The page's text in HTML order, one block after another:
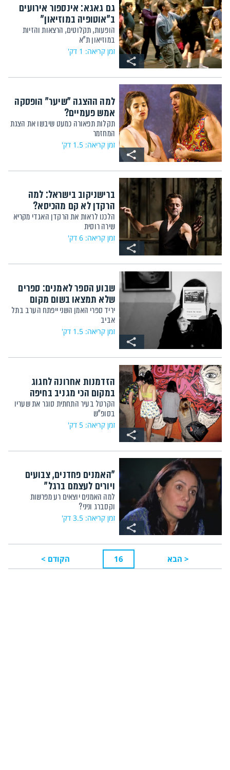
גם גאגא: אינספור אירועים
ב"אוטופיה במוזיאון"
הופעות, תקלוטים, הרצאות והזיות
במוזיאון ת"א
זמן קריאה: 1 דק'
למה ההצגה "שיער" הופסקה
אמש פעמיים?
תקלות תפאורה כמעט שיבשו את הצגת
המחזמר
זמן קריאה: 1.5 דק'
ברישניקוב בישראל: למה
הרקדן לא קם מהכיסא?
הלכנו לראות את הרקדן האגדי מקריא
שירה רוסית
זמן קריאה: 6 דק'
שבוע הספר לאמנים: ספרים
שלא תמצאו בשום מקום
יריד ספרי האמן השני ייפתח הערב בתל
אביב
זמן קריאה: 1.5 דק'
הזדמנות אחרונה לחגוג
במקום הכי מגניב בחיפה
הקרטל בעיר התחתית סוגר את שעריו
בסופ"ש
זמן קריאה: 5 דק'
"האמנים פחדנים, צבועים
ויורים לעצמם ברגל"
למה האמנים יוצאים רע מפרשות
וקסברג וניני?
זמן קריאה: 3.5 דק'
< הבא 16 הקודם >